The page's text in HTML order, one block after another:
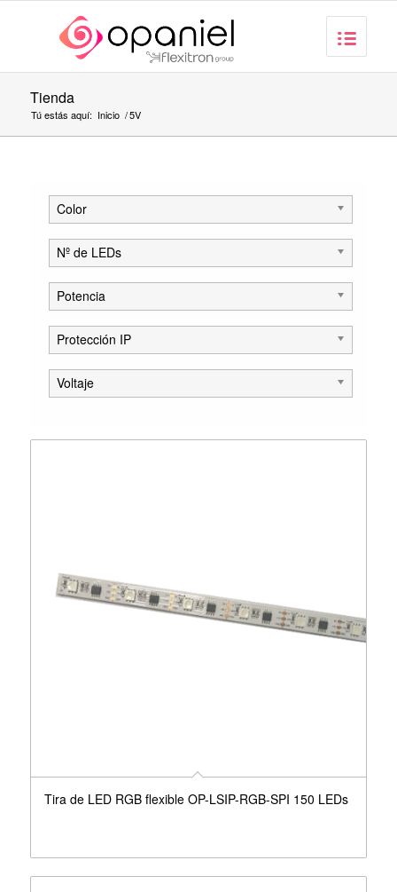
Tienda
Tú estás aquí: Inicio /5V
Color
Nº de LEDs
Potencia
Protección IP
Voltaje
Tira de LED RGB flexible OP-LSIP-RGB-SPI 150 LEDs